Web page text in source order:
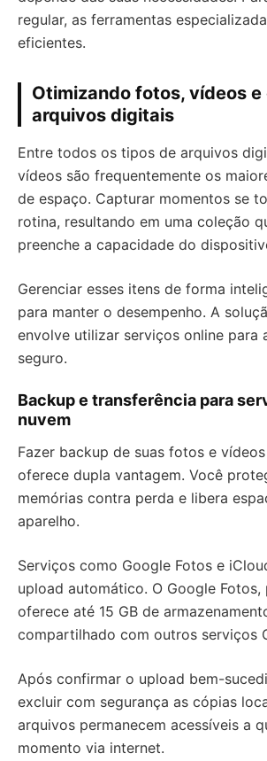
regular, as ferramentas
eficientes.
Otimizando fotos, vídeos e
arquivos digitais
Entre todos os tipos de arquivos
vídeos são frequentemente os
de espaço. Capturar momentos se
rotina, resultando em uma coleção
preenche a capacidade do
Gerenciar esses itens de forma
para manter o desempenho. A
envolve utilizar serviços online para
seguro.
Backup e transferência para
nuvem
Fazer backup de suas fotos e
oferece dupla vantagem. Você
memórias contra perda e libera
aparelho.
Serviços como Google Fotos e
upload automático. O Google Fotos,
oferece até 15 GB de
compartilhado com outros serviços
Após confirmar o upload bem-
excluir com segurança as cópias
arquivos permanecem acessíveis a
momento via internet.